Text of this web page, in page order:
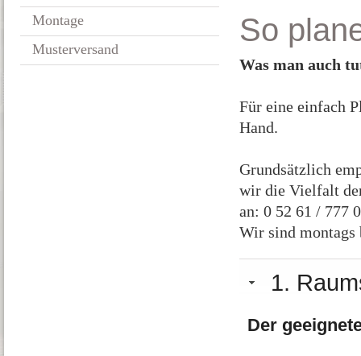
Montage
Musterversand
So
Was man auch
Für eine einfach
Hand.
Grundsätzlich
wir die Vielfalt
an: 0 52 61 / 777
Wir sind montags
1.
Der